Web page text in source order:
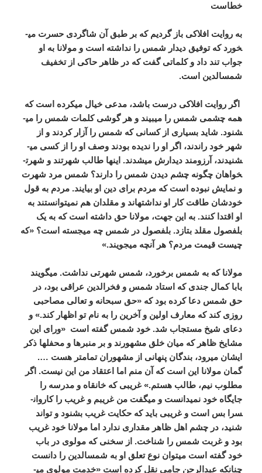
خطاست
به روایت افلاکی باز گردیم که بر طبق آن شاگردی حسرت می­
خورد که توفیق دیدار شمس را نداشته است و مولانا به او
جواب تند داد و کلماتی گفت که در ظاهر حاکی از تخفیف
شمس­الدین است.
اگر روایت افلاکی درست باشد، مدعی خیال می­کرده است که
همه چشمی شمس را می­بیند و هر گوشی کلمات شمس را می­
شنود. شاید بسیاری از کسانی که شمس را آزار کردند و از
شهر خود راندند، اگر او را ندیده بودند وصف او را از کسی می­
شنیدند، آرزومند دیدارش می­شدند. اینها طالب شهرتند و شهرت­
خواهان چگونه چشم دیدن شمس را دارند؟ شمس مرد شهرت
و نمایش نبوده است که مردم برای دین او بیایند. مردم به قول
خودشان طاقت کار او نداشته­اند و مقلدان هم نمی­توانستند به
او اقتدا کنند. به این جهت، مولانا حق داشته است که به یک
بلفصول مقلد بتازد. بلفصول در شمس چه می­جسته است؟ «که
چیست قیمت مردم؟ هر آنچه می­جویند.»
مولانا که به شمس برخورد، شمس شهرتی نداشت. می­گویند
بابا کمال جندی که استاد شمس و فخرالدین عراقی بود، در
حق شمس دعا کرده بود که «حق سبحانه و تعالی مصاحبی
روزی کند که معارف اولین و آخرین را به نام تو اظهار کند.» و
دعای شیخ مستجاب شد. خود شمس گفته است «ورای این
مشایخ ظاهر که میان خلق مشهورند و بر منبرها و محفل­ها ذکر
ایشان می­رود، بندگان پنهانی از مشهوران تمام­تر هست ….
گمان مولانا این است که آن منم اما اعتقاد من این نیست. اگر
مطلوب نیم، طالب هستم.» غریبی که خانقاه و مدرسه را
جایگاه خود نمی­دانست و می­گفت من غریبم و غریب را کاروان­
سرا بس است و غریبی باید که حکایت غریب بشنود و تواند
شنید، در چشم اهل ظاهر مقداری ندارد اما مولانا خود غریب
بود و غربت شمس را شناخت. از سخنی که مولوی در باب
خود گفته است می­توان نوع تعلق او به شمس­الدین را دانست
چنان­که عبدالرحن جامی نقل کرده است «خدمت مولوی می­